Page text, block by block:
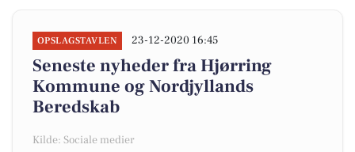
OPSLAGSTAVLEN 23-12-2020 16:45
Seneste nyheder fra Hjørring
Kommune og Nordjyllands
Beredskab
Kilde: Sociale medier